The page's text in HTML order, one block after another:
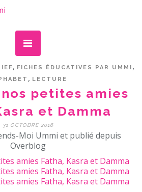
IEF, FICHES ÉDUCATIVES PAR UMMI ,
, LECTURE
petites amies
et Damma
31 OCTOBRE 2016
Moi Ummi et publié depuis
Overblog